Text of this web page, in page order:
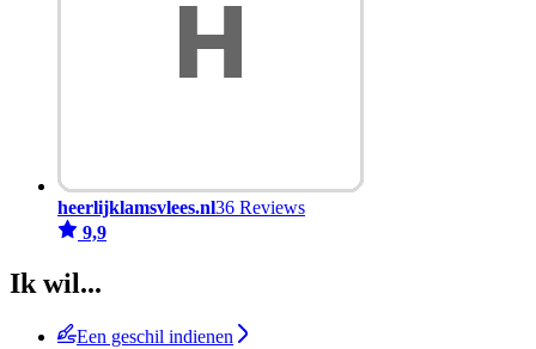
heerlijklamsvlees.nl36 Reviews
9,9
Ik wil...
Een geschil indienen